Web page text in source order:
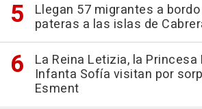
Llegan 57 migrantes a
pateras a las islas de
La Reina Letizia, la Princesa
Infanta Sofía visitan por
Esment